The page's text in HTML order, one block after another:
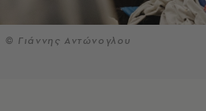
© Γιάννης Αντώνογλου